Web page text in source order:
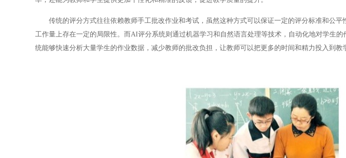
传统的评分方式往往依赖教师手工批改作业和考试，虽然这种方式可以保证一定的评分标准和公平
工作量上存在一定的局限性。而AI评分系统则通过机器学习和自然语言处理等技术，自动化地对学生
统能够快速分析大量学生的作业数据，减少教师的批改负担，让教师可以把更多的时间和精力投入到教